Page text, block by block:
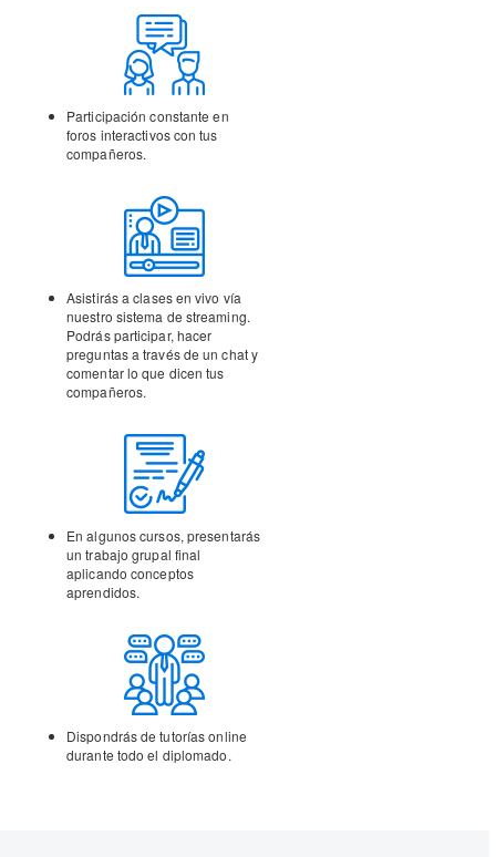
Participación constante en
foros interactivos con tus
compañeros.
Asistirás a clases en vivo vía
nuestro sistema de streaming.
Podrás participar, hacer
preguntas a través de un chat y
comentar lo que dicen tus
compañeros.
En algunos cursos, presentarás
un trabajogrupal final
aplicando conceptos
aprendidos.
Dispondrás de tutoríasonline
durante todo el diplomado.